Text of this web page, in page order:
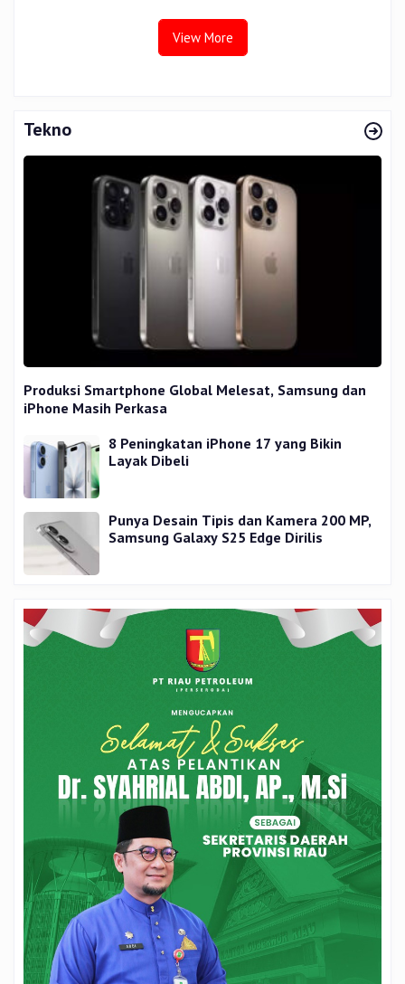
View More
Tekno
Produksi Smartphone Global Melesat, Samsung dan
iPhone Masih Perkasa
8 Peningkatan iPhone 17 yang Bikin
Layak Dibeli
Punya Desain Tipis dan Kamera 200 MP,
Samsung Galaxy S25 Edge Dirilis